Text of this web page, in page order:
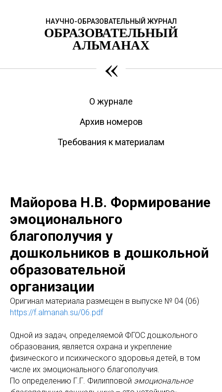
НАУЧНО-ОБРАЗОВАТЕЛЬНЫЙ ЖУРНАЛ
ОБРАЗОВАТЕЛЬНЫЙ
АЛЬМАНАХ
«
О журнале
Архив номеров
Требования к материалам
Майорова Н.В. Формирование
эмоционального
благополучия у
дошкольников в дошкольной
образовательной
организации
Оригинaл материала размещен в выпуске № 04 (06)
https://f.almanah.su/06.pdf
Одной из задач, определяемой ФГОС дошкольного
образования, является охрана и укрепление
физического и психического здоровья детей, в том
числе их эмоционального благополучия.
По определению Г.Г. Филипповой эмоциональное